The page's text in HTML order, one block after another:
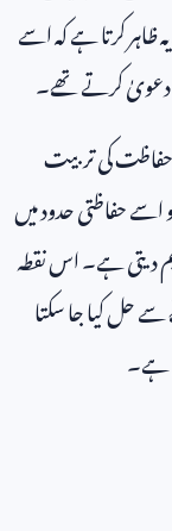
یہ ظاہر کرتا ہے کہ اسے
دعویٰ کرتے تھے۔
کی تربیت
حفاظتی حدود میں
دیتی ہے۔ اس نقطہ
حل کیا جا سکتا
ہے۔